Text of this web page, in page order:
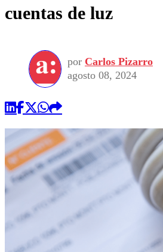
cuentas de luz
por Carlos Pizarro
agosto 08, 2024